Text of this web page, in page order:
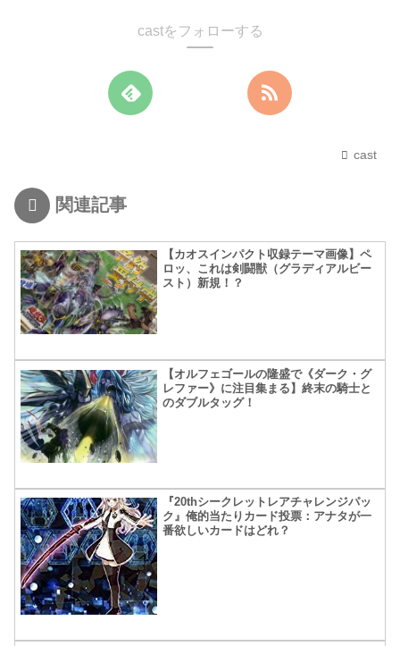
castをフォローする
cast
関連記事
【カオスインパクト収録テーマ画像】ペ
ロッ、これは剣闘獣（グラディアルビー
スト）新規！？
【オルフェゴールの隆盛で《ダーク・グ
レファー》に注目集まる】終末の騎士と
のダブルタッグ！
『20thシークレットレアチャレンジパッ
ク』俺的当たりカード投票：アナタが一
番欲しいカードはどれ？